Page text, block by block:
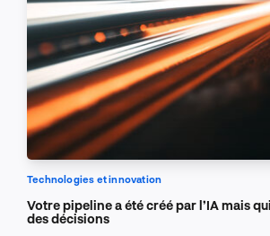
Technologies et innovation
Votre pipeline a été créé par l’IA mais
des décisions